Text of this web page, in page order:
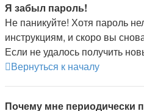
Я забыл пароль!
Не паникуйте! Хотя пароль
инструкциям, и скоро вы
Если не удалось получить
Вернуться к началу
Почему мне периодически